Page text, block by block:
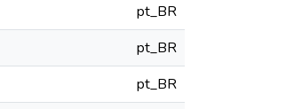
pt_BR
pt_BR
pt_BR